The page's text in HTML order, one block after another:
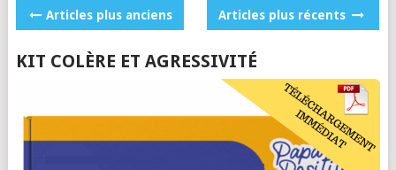
POSTS
Articles plus anciens Articles plus récents
KIT COLÈRE ET AGRESSIVITÉ